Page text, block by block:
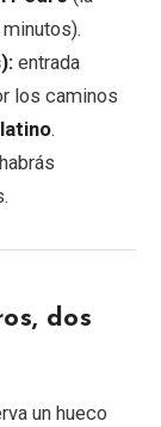
entrada
los caminos
.
dos
un hueco